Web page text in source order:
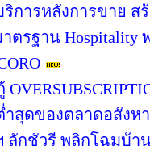
ารหลังการขาย สร้
าตรฐาน
สุดของตลาดอสังห
ลักชัวรี พลิกโฉมบ้า